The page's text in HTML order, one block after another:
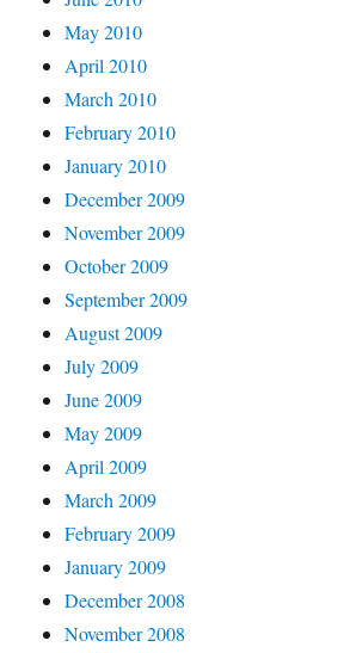
May 2010
April 2010
March 2010
February 2010
January 2010
December 2009
November 2009
October 2009
September 2009
August 2009
July 2009
June 2009
May 2009
April 2009
March 2009
February 2009
January 2009
December 2008
November 2008